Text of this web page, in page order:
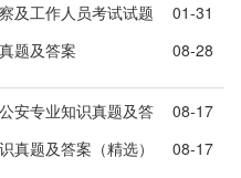
及工作人员考试试题
01-31
题及答案
08-28
安专业知识真题及答
08-17
真题及答案（精选）
08-17